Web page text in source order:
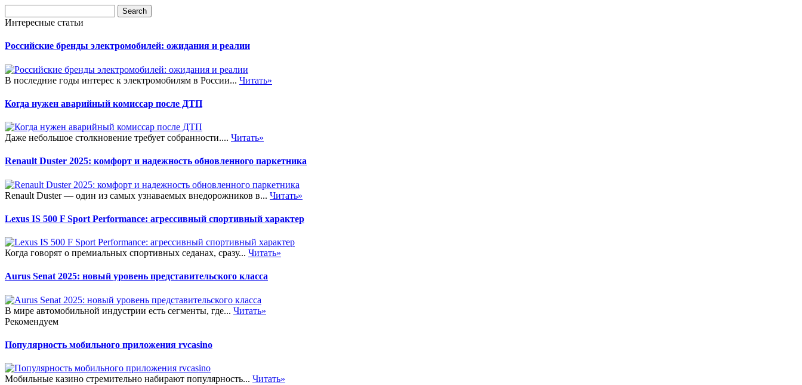
Интересные статьи
Российские бренды электромобилей: ожидания и реалии
В последние годы интерес к электромобилям в России... Читать»
Когда нужен аварийный комиссар после ДТП
Даже небольшое столкновение требует собранности.... Читать»
Renault Duster 2025: комфорт и надежность обновленного паркетника
Renault Duster — один из самых узнаваемых внедорожников в... Читать»
Lexus IS 500 F Sport Performance: агрессивный спортивный характер
Когда говорят о премиальных спортивных седанах, сразу... Читать»
Aurus Senat 2025: новый уровень представительского класса
В мире автомобильной индустрии есть сегменты, где... Читать»
Рекомендуем
Популярность мобильного приложения rvcasino
Мобильные казино стремительно набирают популярность... Читать»